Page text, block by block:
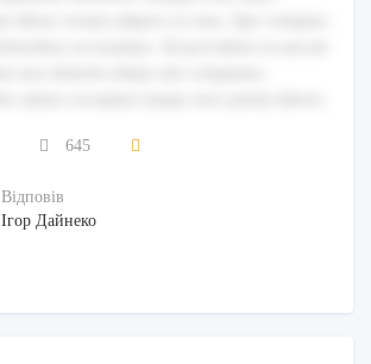
645
Відповів
Ігор Дайнеко